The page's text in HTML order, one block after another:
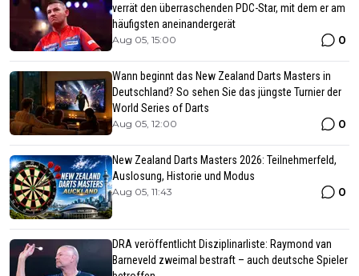
verrät den überraschenden PDC-Star, mit dem er am
häufigsten aneinandergerät
Aug 05, 15:00 0
Wann beginnt das New Zealand Darts Masters in
Deutschland? So sehen Sie das jüngste Turnier der
World Series of Darts
Aug 05, 12:00 0
New Zealand Darts Masters 2026: Teilnehmerfeld,
Auslosung, Historie und Modus
Aug 05, 11:43 0
DRA veröffentlicht Disziplinarliste: Raymond van
Barneveld zweimal bestraft – auch deutsche Spieler